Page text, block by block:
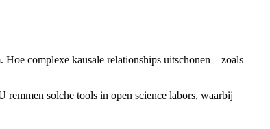
complexe kausale relationships uitschonen – zoals
solche tools in open science labors, waarbij